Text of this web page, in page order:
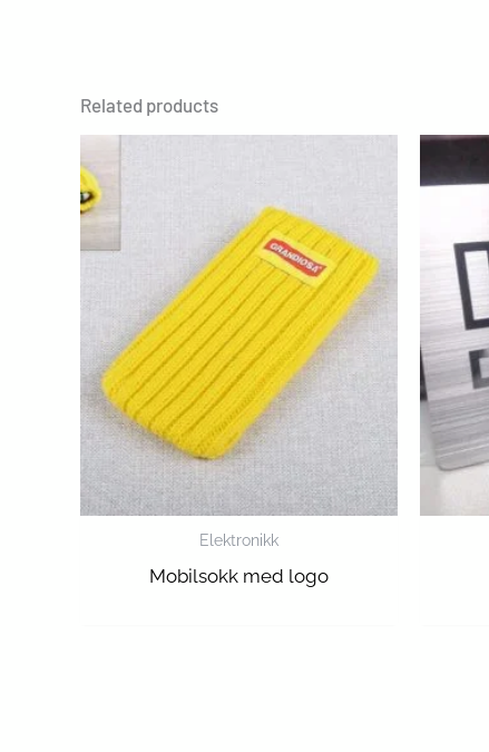
Related products
Elektronikk
Mobilsokk med logo